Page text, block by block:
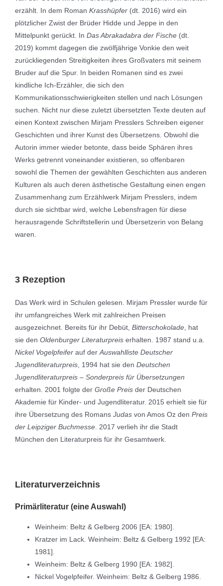
erzählt. In dem Roman Krasshüpfer (dt. 2016) wird ein
plötzlicher Zwist der Brüder Hidde und Jeppe in den
Mittelpunkt gerückt. In Das Abrakadabra der Fische (dt.
2019) kommt dagegen die zwölfjährige Vonkie den weit
zurückliegenden Streitigkeiten ihres Großvaters mit seinem
Bruder auf die Spur. In beiden Romanen sind es zwei
kindliche Ich-Erzähler, die sich den
Kommunikationsschwierigkeiten stellen und nach Lösungen
suchen. Nicht nur diese zuletzt übersetzten Texte deuten auf
einen Kontext zwischen Mirjam Presslers Schreiben eigener
Geschichten und ihrer Kunst des Übersetzens. Obwohl die
Autorin immer wieder betonte, dass beide Sphären ihres
Werks getrennt voneinander existieren, so offenbaren
sowohl die Themen der gewählten Geschichten aus anderen
Kulturen als auch deren ästhetische Gestaltung einen engen
Zusammenhang zum Erzählwerk Mirjam Presslers, indem
durch sie sichtbar wird, welche Lebensfragen für diese
herausragende Schriftstellerin und Übersetzerin von Belang
waren.
3 Rezeption
Das Werk wird in Schulen gelesen. Mirjam Pressler wurde für
ihr umfangreiches Werk mit zahlreichen Preisen
ausgezeichnet. Bereits für ihr Debüt, Bitterschokolade , hat
sie den Oldenburger Literaturpreis erhalten. 1987 stand u.a.
Nickel Vogelpfeifer auf der Auswahlliste Deutscher
Jugendliteraturpreis , 1994 hat sie den Deutschen
Jugendliteraturpreis – Sonderpreis für Übersetzungen
erhalten. 2001 folgte der Große Preis der Deutschen
Akademie für Kinder- und Jugendliteratur. 2015 erhielt sie für
ihre Übersetzung des Romans Judas von Amos Oz den Preis
der Leipziger Buchmesse . 2017 verlieh ihr die Stadt
München den Literaturpreis für ihr Gesamtwerk.
Literaturverzeichnis
Primärliteratur (eine Auswahl)
Weinheim: Beltz & Gelberg 2006 [EA: 1980].
Kratzer im Lack. Weinheim: Beltz & Gelberg 1992 [EA:
1981].
Weinheim: Beltz & Gelberg 1990 [EA: 1982].
Nickel Vogelpfeifer. Weinheim: Beltz & Gelberg 1986.